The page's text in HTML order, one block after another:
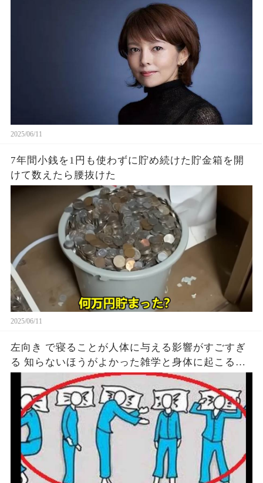
2025/06/11
7年間小銭を1円も使わずに貯め続けた貯金箱を開
けて数えたら腰抜けた
2025/06/11
左向き で寝ることが人体に与える影響がすごすぎ
る 知らないほうがよかった雑学と身体に起こる現
象がヤバい… 驚くべき 大人の 面白いけど知ると後
悔